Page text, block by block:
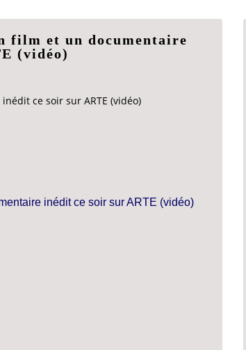
film et un documentaire
(vidéo)
ce soir sur ARTE (vidéo)